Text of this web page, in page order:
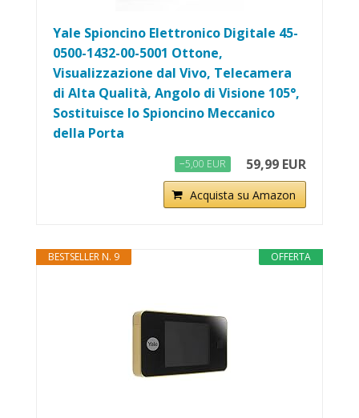
Yale Spioncino Elettronico Digitale 45-
0500-1432-00-5001 Ottone,
Visualizzazione dal Vivo, Telecamera
di Alta Qualità, Angolo di Visione 105°,
Sostituisce lo Spioncino Meccanico
della Porta
−5,00 EUR 59,99 EUR
Acquista su Amazon
OFFERTA
BESTSELLER N. 9